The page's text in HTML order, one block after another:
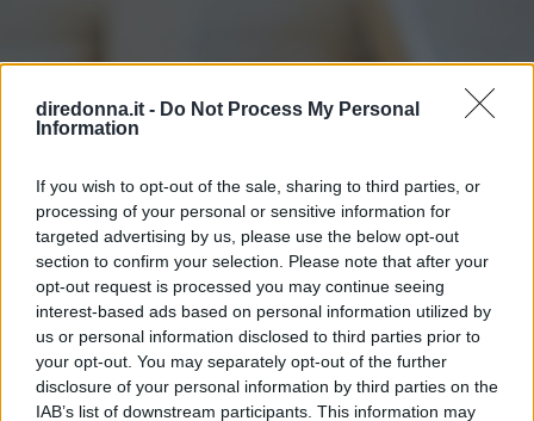
diredonna.it - Do Not Process My Personal
Information
If you wish to opt-out of the sale, sharing to third parties, or
processing of your personal or sensitive information for
targeted advertising by us, please use the below opt-out
section to confirm your selection. Please note that after your
opt-out request is processed you may continue seeing
interest-based ads based on personal information utilized by
us or personal information disclosed to third parties prior to
your opt-out. You may separately opt-out of the further
disclosure of your personal information by third parties on the
IAB’s list of downstream participants. This information may
FITNESS